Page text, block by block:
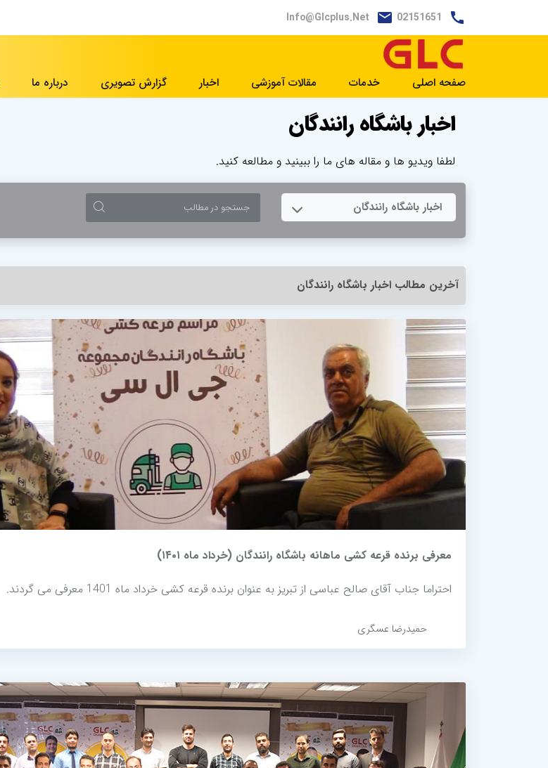
02151651
Info@glcplus.net
صفحه اصلی خدمات مقالات آموزشی اخبار گزارش تصویری درباره ما
اخبار باشگاه رانندگان
لطفا ویدیو ها و مقاله های ما را ببینید و مطالعه کنید.
اخبار باشگاه رانندگان TOGGLE DROPDOWN
آخرین مطالب اخبار باشگاه رانندگان
معرفی برنده قرعه کشی ماهانه باشگاه رانندگان (خرداد ماه ۱۴۰۱)
احتراما جناب آقای صالح عباسی از تبریز به عنوان برنده قرعه کشی خرداد ماه 1401 معرفی می گردند.
حمیدرضا عسگری